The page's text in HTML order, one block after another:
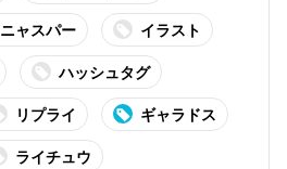
ニャスパー イラスト
ハッシュタグ
リプライ ギャラドス
ライチュウ